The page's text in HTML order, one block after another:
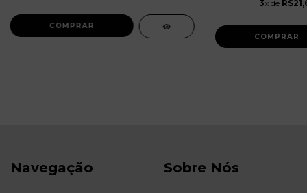
3x de
Navegação Sobre Nós